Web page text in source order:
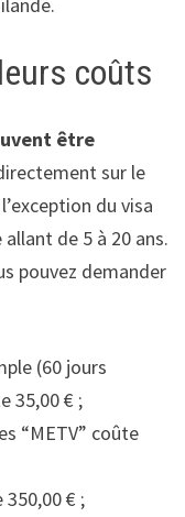
coûts
être
sur le
du visa
de 5 à 20 ans.
pouvez demander
(60 jours
35,00 € ;
“METV” coûte
€ ;